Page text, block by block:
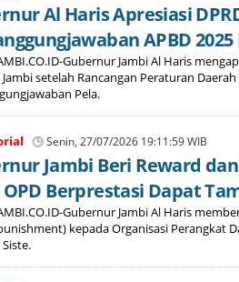
Al Haris Apresiasi
APBD
Gubernur Jambi Al Haris
setelah Rancangan Peraturan
Pela.
Senin, 27/07/2026 19:11:59 WIB
Jambi Beri Reward
OPD Berprestasi Dapat
Gubernur Jambi Al Haris
kepada Organisasi Perangkat